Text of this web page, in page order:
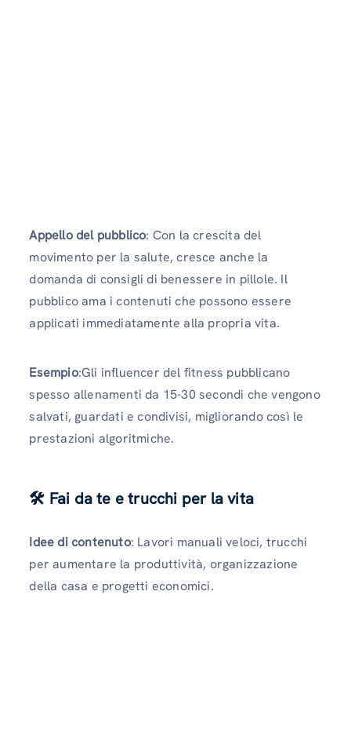
Appello del pubblico: Con la crescita del
movimento per la salute, cresce anche la
domanda di consigli di benessere in pillole. Il
pubblico ama i contenuti che possono essere
applicati immediatamente alla propria vita.
Esempio:Gli influencer del fitness pubblicano
spesso allenamenti da 15-30 secondi che vengono
salvati, guardati e condivisi, migliorando così le
prestazioni algoritmiche.
🛠 Fai da te e trucchi per la vita
Idee di contenuto: Lavori manuali veloci, trucchi
per aumentare la produttività, organizzazione
della casa e progetti economici.